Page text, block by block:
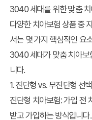
3040 세대를 위한 맞춤
다양한 치아보험 상품 중
서는 몇 가지 핵심적인 요
3040 세대가맞춤 치아보
니다.
1. 진단형 vs. 무진단형 선택
진단형 치아보험: 가입 전
받고 가입하는 방식입니